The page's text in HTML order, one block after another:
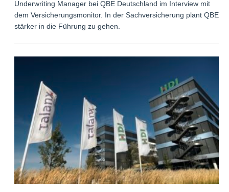
Underwriting Manager bei QBE Deutschland im Interview mit
dem Versicherungsmonitor. In der Sachversicherung plant QBE,
stärker in die Führung zu gehen.